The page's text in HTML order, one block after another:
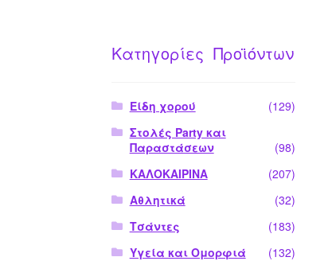
Κατηγορίες Προϊόντων
Είδη χορού
(129)
Στολές Party και
Παραστάσεων
(98)
ΚΑΛΟΚΑΙΡΙΝΑ
(207)
Αθλητικά
(32)
Τσάντες
(183)
Υγεία και Ομορφιά
(132)